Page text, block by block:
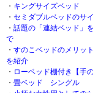
・ キングサイズベッド
・ セミダブルベッドのサ
・ 話題の「連結ベッド」
で
・ すのこベッドのメリッ
を紹介
・ ローベッド棚付き【手
・ 畳ベッド シングル